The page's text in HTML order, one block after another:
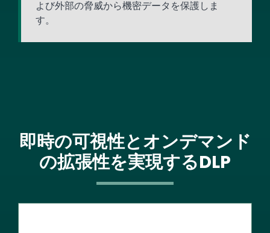
よび外部の脅威から機密データを保護しま
す。
即時の可視性とオンデマンド
の拡張性を実現するDLP